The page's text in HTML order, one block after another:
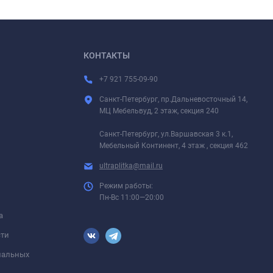
КОНТАКТЫ
+7 921 755-09-90
Санкт-Петербург, пр.Дальневосточный 14,
МЦ Мебельвуд, 2 этаж, секция 240
Санкт-Петербург, ул.Варшавская 3 к.1,
Мебельный Континент, 4 этаж , секция 462
ultraplitka@mail.ru
Режим работы:
Пн-Вс 11:00—20:00